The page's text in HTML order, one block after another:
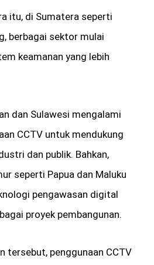
itu, di Sumatera seperti
berbagai sektor mulai
keamanan yang lebih
dan Sulawesi mengalami
CCTV untuk mendukung
dan publik. Bahkan,
seperti Papua dan Maluku
pengawasan digital
proyek pembangunan.
tersebut, penggunaan CCTV